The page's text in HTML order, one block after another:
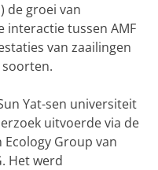
de groei van
interactie tussen AMF
van zaailingen
Yat-sen universiteit
uitvoerde via de
Group van
Het werd